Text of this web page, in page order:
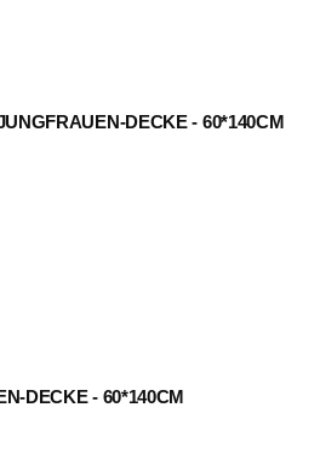
DECKE - 60*140CM
DECKE - 60*140CM